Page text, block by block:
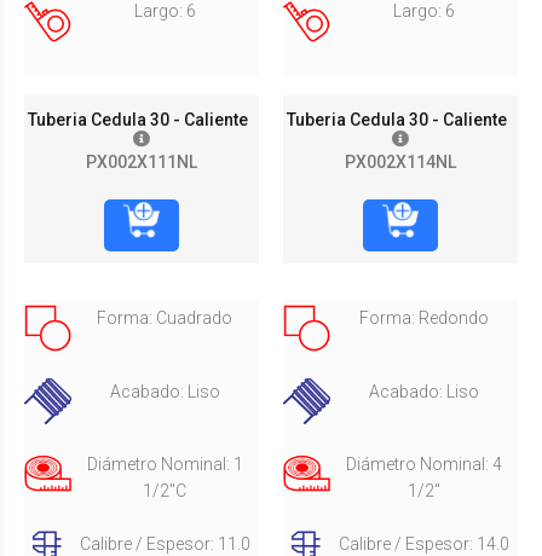
Largo: 6
Tuberia Cedula 30 - Caliente
PX002X111NL
Largo: 6
Tuberia Cedula 30 - Caliente
PX002X114NL
Forma: Cuadrado
Acabado: Liso
Diámetro Nominal: 1
1/2"C
Calibre / Espesor: 11.0
Forma: Redondo
Acabado: Liso
Diámetro Nominal: 4
1/2"
Calibre / Espesor: 14.0